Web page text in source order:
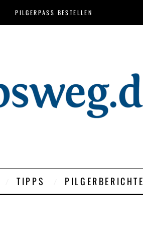
PILGERPASS BESTELLEN
TIPPS PILGERBERICHTE